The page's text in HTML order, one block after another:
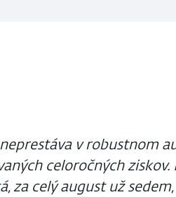
v robustnom
celoročných
za celý august už